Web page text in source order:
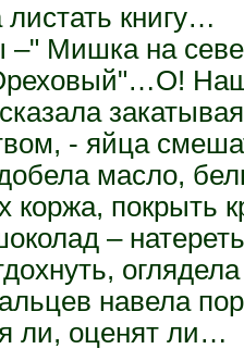
книгу…
–" Мишка на
- яйца
масло,
коржа, покрыть
–
навела
ли, оценят ли…